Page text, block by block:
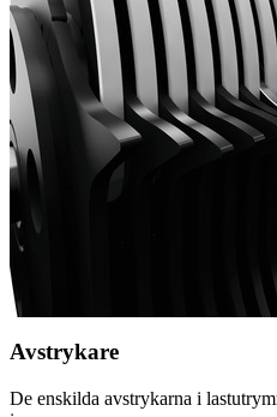
Avstrykare
De enskilda avstrykarna i